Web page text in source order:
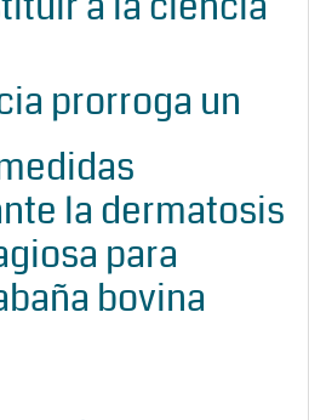
prorroga un
la dermatosis
para
bovina